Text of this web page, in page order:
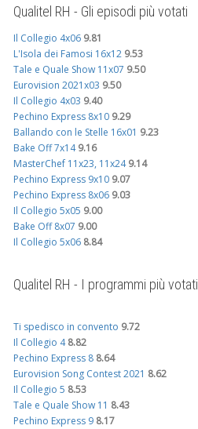
Qualitel RH - Gli episodi più votati
Il Collegio 4x06 9.81
L'Isola dei Famosi 16x12 9.53
Tale e Quale Show 11x07 9.50
Eurovision 2021x03 9.50
Il Collegio 4x03 9.40
Pechino Express 8x10 9.29
Ballando con le Stelle 16x01 9.23
Bake Off 7x14 9.16
MasterChef 11x23, 11x24 9.14
Pechino Express 9x10 9.07
Pechino Express 8x06 9.03
Il Collegio 5x05 9.00
Bake Off 8x07 9.00
Il Collegio 5x06 8.84
Qualitel RH - I programmi più votati
Ti spedisco in convento 9.72
Il Collegio 4 8.82
Pechino Express 8 8.64
Eurovision Song Contest 2021 8.62
Il Collegio 5 8.53
Tale e Quale Show 11 8.43
Pechino Express 9 8.17